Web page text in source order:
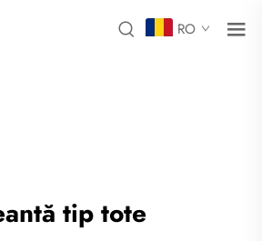
RO
tip tote